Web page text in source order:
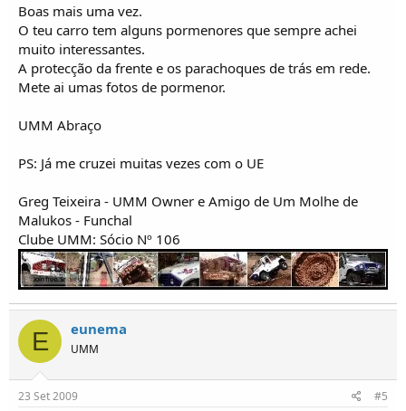
Boas mais uma vez.
O teu carro tem alguns pormenores que sempre achei
muito interessantes.
A protecção da frente e os parachoques de trás em rede.
Mete ai umas fotos de pormenor.
UMM Abraço
PS: Já me cruzei muitas vezes com o UE
Greg Teixeira - UMM Owner e Amigo de Um Molhe de
Malukos - Funchal
Clube UMM: Sócio Nº 106
E eunema
UMM
23 Set 2009 #5